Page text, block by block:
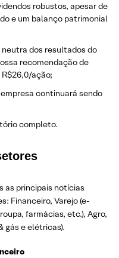
robustos, apesar de
e um balanço patrimonial
dos resultados do
recomendação de
ação;
continuará sendo
completo.
as principais notícias
Financeiro, Varejo(e-
farmácias, etc.), Agro,
gás e elétricas).